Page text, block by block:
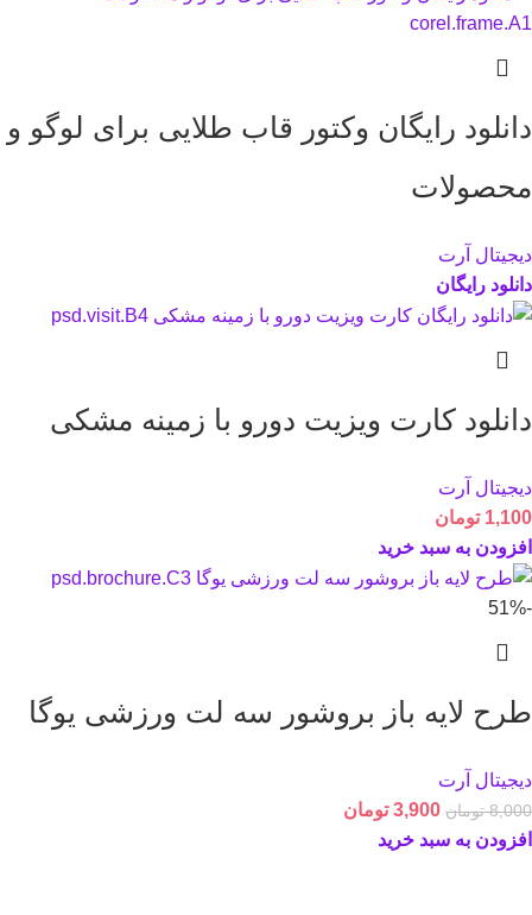
دانلود رایگان وکتور قاب طلایی برای لوگو و
محصولات
دیجیتال آرت
دانلود رایگان
دانلود کارت ويزيت دورو با زمینه مشکی
دیجیتال آرت
1,100 تومان
افزودن به سبد خرید
-51%
طرح لايه باز بروشور سه لت ورزشی یوگا
دیجیتال آرت
8,000 تومان 3,900 تومان
افزودن به سبد خرید